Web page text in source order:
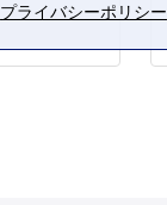
プライバシーポリシー